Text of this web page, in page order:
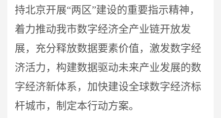
持北京开展“两区”建设的重要指示精神，
着力推动我市数字经济全产业链开放发
展，充分释放数据要素价值，激发数字经
济活力，构建数据驱动未来产业发展的数
字经济新体系，加快建设全球数字经济标
杆城市，制定本行动方案。